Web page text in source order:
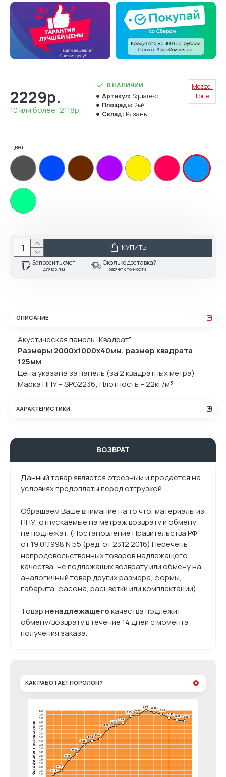
2229р.
10 или более: 2118р.
В НАЛИЧИИ
Артикул: Square-c
Площадь: 2м²
Склад: Рязань
Mezzo-
Forte
Цвет
КУПИТЬ
Запросить счет
для юр.лиц
Сколько доставка?
расчет стоимости
КАК РАБОТАЕТ ПОРОЛОН?
ОПИСАНИЕ
Акустическая панель “Квадрат”
Размеры 2000х1000х40мм, размер квадрата
125мм
Цена указана за панель (за 2 квадратных метра)
Марка ППУ – SPG2236; Плотность – 22кг/м³
ХАРАКТЕРИСТИКИ
ВОЗВРАТ
Данный товар является отрезным и продается на
условиях предоплаты перед отгрузкой.
Обращаем Ваше внимание на то что, материалы из
ППУ, отпускаемые на метраж возврату и обмену
не подлежат. (Постановление Правительства РФ
от 19.01.1998 N 55 (ред. от 23.12.2016) Перечень
непродовольственных товаров надлежащего
качества, не подлежащих возврату или обмену на
аналогичный товар других размера, формы,
габарита, фасона, расцветки или комплектации).
Товар ненадлежащегокачества подлежит
обмену/возврату в течение 14 дней с момента
получения заказа.